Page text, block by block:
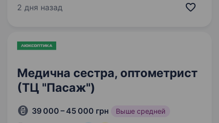
НАДСИЛАЙТЕ НА ТЕЛЕГРАМ 096 826 74 21.
2 дня назад
Медична сестра, оптометрист
(ТЦ "Пасаж")
39 000 – 45 000 грн Выше средней